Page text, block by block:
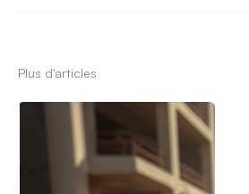
Plus d'articles